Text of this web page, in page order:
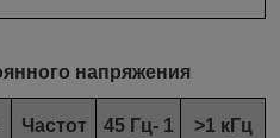
напряжения
Частот
45 Гц- 1
˃1 кГц